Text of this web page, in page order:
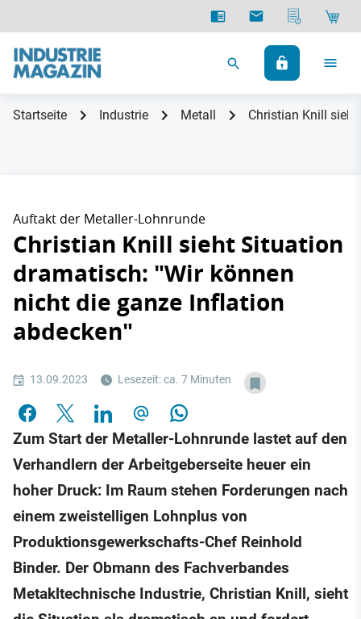
Startseite Industrie Metall Christian Knill
Auftakt der Metaller-Lohnrunde
Christian Knill sieht Situation
dramatisch: "Wir können
nicht die ganze Inflation
abdecken"
13.09.2023 Lesezeit: ca. 7 Minuten
Zum Start der Metaller-Lohnrunde lastet auf den
Verhandlern der Arbeitgeberseite heuer ein
hoher Druck: Im Raum stehen Forderungen nach
einem zweistelligen Lohnplus von
Produktionsgewerkschafts-Chef Reinhold
Binder. Der Obmann des Fachverbandes
Metakltechnische Industrie, Christian Knill, sieht